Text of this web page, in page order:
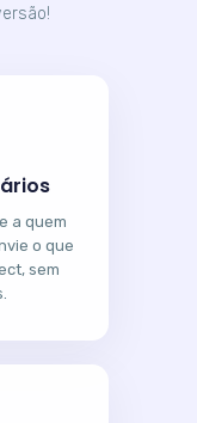
a quem
o que
sem